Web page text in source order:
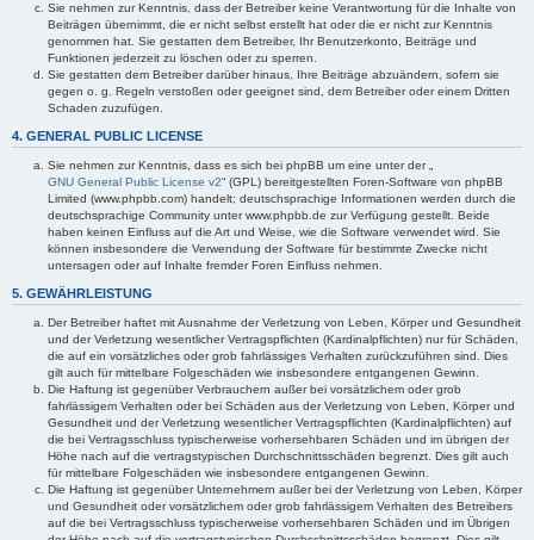
Sie nehmen zur Kenntnis, dass der Betreiber keine Verantwortung für die Inhalte von
Beiträgen übernimmt, die er nicht selbst erstellt hat oder die er nicht zur Kenntnis
genommen hat. Sie gestatten dem Betreiber, Ihr Benutzerkonto, Beiträge und
Funktionen jederzeit zu löschen oder zu sperren.
Sie gestatten dem Betreiber darüber hinaus, Ihre Beiträge abzuändern, sofern sie
gegen o. g. Regeln verstoßen oder geeignet sind, dem Betreiber oder einem Dritten
Schaden zuzufügen.
4. GENERAL PUBLIC LICENSE
Sie nehmen zur Kenntnis, dass es sich bei phpBB um eine unter der „
GNU General Public License v2“ (GPL) bereitgestellten Foren-Software von phpBB
Limited (www.phpbb.com) handelt; deutschsprachige Informationen werden durch die
deutschsprachige Community unter www.phpbb.de zur Verfügung gestellt. Beide
haben keinen Einfluss auf die Art und Weise, wie die Software verwendet wird. Sie
können insbesondere die Verwendung der Software für bestimmte Zwecke nicht
untersagen oder auf Inhalte fremder Foren Einfluss nehmen.
5. GEWÄHRLEISTUNG
Der Betreiber haftet mit Ausnahme der Verletzung von Leben, Körper und Gesundheit
und der Verletzung wesentlicher Vertragspflichten (Kardinalpflichten) nur für Schäden,
die auf ein vorsätzliches oder grob fahrlässiges Verhalten zurückzuführen sind. Dies
gilt auch für mittelbare Folgeschäden wie insbesondere entgangenen Gewinn.
Die Haftung ist gegenüber Verbrauchern außer bei vorsätzlichem oder grob
fahrlässigem Verhalten oder bei Schäden aus der Verletzung von Leben, Körper und
Gesundheit und der Verletzung wesentlicher Vertragspflichten (Kardinalpflichten) auf
die bei Vertragsschluss typischerweise vorhersehbaren Schäden und im übrigen der
Höhe nach auf die vertragstypischen Durchschnittsschäden begrenzt. Dies gilt auch
für mittelbare Folgeschäden wie insbesondere entgangenen Gewinn.
Die Haftung ist gegenüber Unternehmern außer bei der Verletzung von Leben, Körper
und Gesundheit oder vorsätzlichem oder grob fahrlässigem Verhalten des Betreibers
auf die bei Vertragsschluss typischerweise vorhersehbaren Schäden und im Übrigen